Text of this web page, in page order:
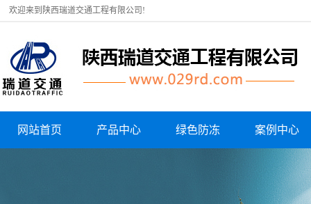
欢迎来到陕西瑞道交通工程有限公司!
网站首页 产品中心 绿色防冻 案例中心